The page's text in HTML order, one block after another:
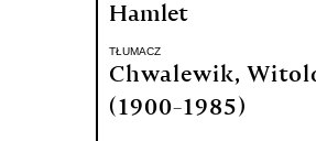
Hamlet
TŁUMACZ
Chwalewik,
(1900-1985)